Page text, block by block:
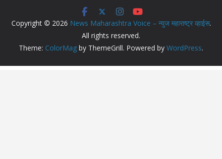
Copyright © 2026 News Maharashtra Voice – न्युज महाराष्ट्र व्हाईस.
All rights reserved.
Theme: ColorMag by ThemeGrill. Powered by WordPress.